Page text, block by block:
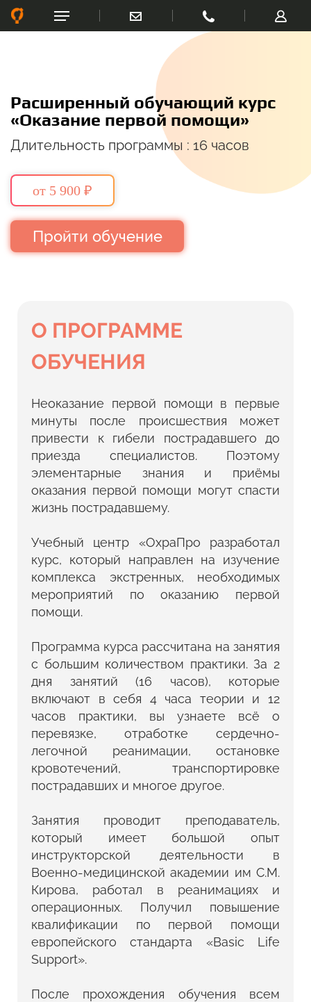
Расширенный обучающий курс
«Оказание первой помощи»
Длительность программы : 16 часов
от 5 900 ₽
Пройти обучение
О ПРОГРАММЕ
ОБУЧЕНИЯ
Неоказание первой помощи в первые
минуты после происшествия может
привести к гибели пострадавшего до
приезда специалистов. Поэтому
элементарные знания и приёмы
оказания первой помощи могут спасти
жизнь пострадавшему.
Учебный центр «ОхраПро разработал
курс, который направлен на изучение
комплекса экстренных, необходимых
мероприятий по оказанию первой
помощи.
Программа курса рассчитана на занятия
с большим количеством практики. За 2
дня занятий (16 часов), которые
включают в себя 4 часа теории и 12
часов практики, вы узнаете всё о
перевязке, отработке сердечно-
легочной реанимации, остановке
кровотечений, транспортировке
пострадавших и многое другое.
Занятия проводит преподаватель,
который имеет большой опыт
инструкторской деятельности в
Военно-медицинской академии им С.М.
Кирова, работал в реанимациях и
операционных. Получил повышение
квалификации по первой помощи
европейского стандарта «Basic Life
Support».
После прохождения обучения всем